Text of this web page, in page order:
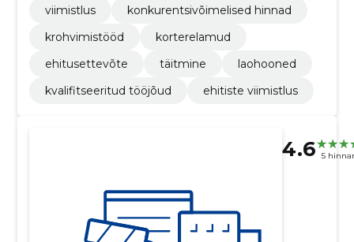
viimistlus
konkurentsivõimelised hinnad
krohvimistööd
korterelamud
ehitusettevõte
täitmine
laohooned
kvalifitseeritud tööjõud
ehitiste viimistlus
4.6 5